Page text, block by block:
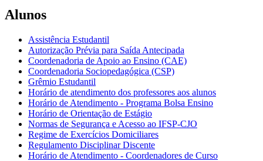
Alunos
Assistência Estudantil
Autorização Prévia para Saída Antecipada
Coordenadoria de Apoio ao Ensino (CAE)
Coordenadoria Sociopedagógica (CSP)
Grêmio Estudantil
Horário de atendimento dos professores aos alunos
Horário de Atendimento - Programa Bolsa Ensino
Horário de Orientação de Estágio
Normas de Segurança e Acesso ao IFSP-CJO
Regime de Exercícios Domiciliares
Regulamento Disciplinar Discente
Horário de Atendimento - Coordenadores de Curso